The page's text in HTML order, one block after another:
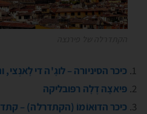
כיכר הסיניורה – לוגָ'ה די לָאנְצי,
פּיאצָה דֶלָה רפּובליקה
כיכר הדוּאוֹמוֹ (הקתדרלה) –